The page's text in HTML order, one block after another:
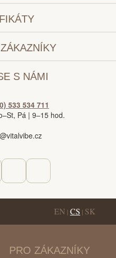
S NÁMI
533 534 711
Pá | 9–15 hod.
EN | CS | SK
PRO ZÁKAZNÍKY